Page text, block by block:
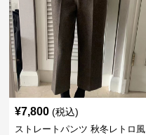
¥7,800 (税込)
ストレートパンツ 秋冬レトロ風